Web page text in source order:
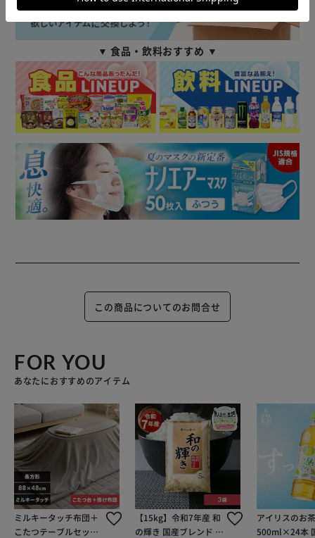
▼ 食品・飲料おすすめ ▼
この商品についてのお問合せ
FOR YOU
あなたにおすすめのアイテム
ミルキータッチ布団＋
こたつテーブルセット
【15kg】令和7年産 和
の輝き 国産ブレンド 5
アイリスのお
500ml×24本